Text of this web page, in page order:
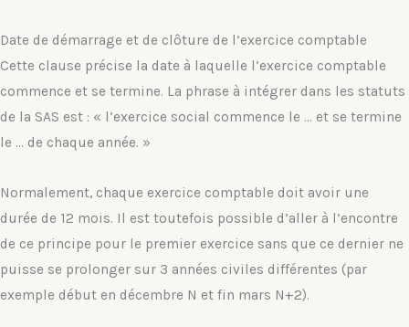
Date de démarrage et de clôture de l’exercice comptable
Cette clause précise la date à laquelle l’exercice comptable
commence et se termine. La phrase à intégrer dans les statuts
de la SAS est : « l’exercice social commence le … et se termine
le … de chaque année. »
Normalement, chaque exercice comptable doit avoir une
durée de 12 mois. Il est toutefois possible d’aller à l’encontre
de ce principe pour le premier exercice sans que ce dernier ne
puisse se prolonger sur 3 années civiles différentes (par
exemple début en décembre N et fin mars N+2).